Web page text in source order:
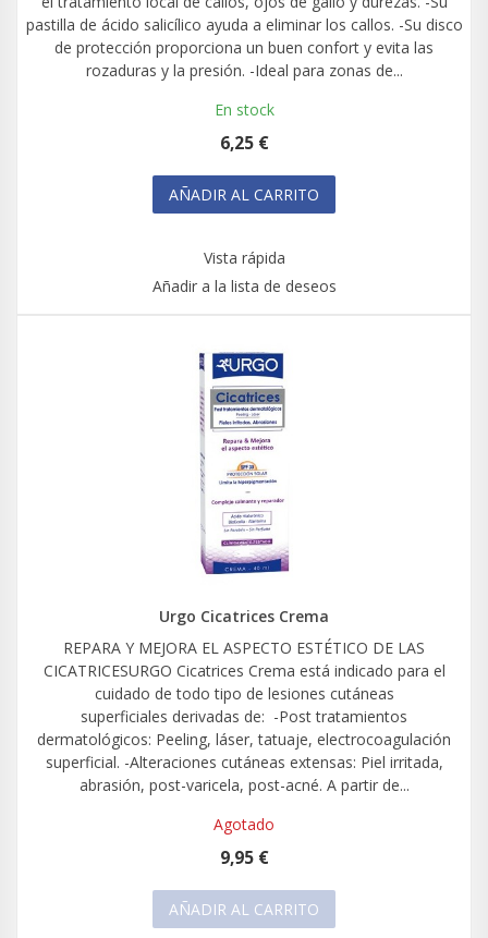
pastilla de ácido salicílico ayuda a eliminar los callos. -Su disco
de protección proporciona un buen confort y evita las
rozaduras y la presión. -Ideal para zonas de...
En stock
6,25 €
AÑADIR AL CARRITO
Vista rápida
Añadir a la lista de deseos
Urgo Cicatrices Crema
REPARA Y MEJORA EL ASPECTO ESTÉTICO DE LAS
CICATRICESURGO Cicatrices Crema está indicado para el
cuidado de todo tipo de lesiones cutáneas
superficiales derivadas de: -Post tratamientos
dermatológicos: Peeling, láser, tatuaje, electrocoagulación
superficial. -Alteraciones cutáneas extensas: Piel irritada,
abrasión, post-varicela, post-acné. A partir de...
Agotado
9,95 €
AÑADIR AL CARRITO